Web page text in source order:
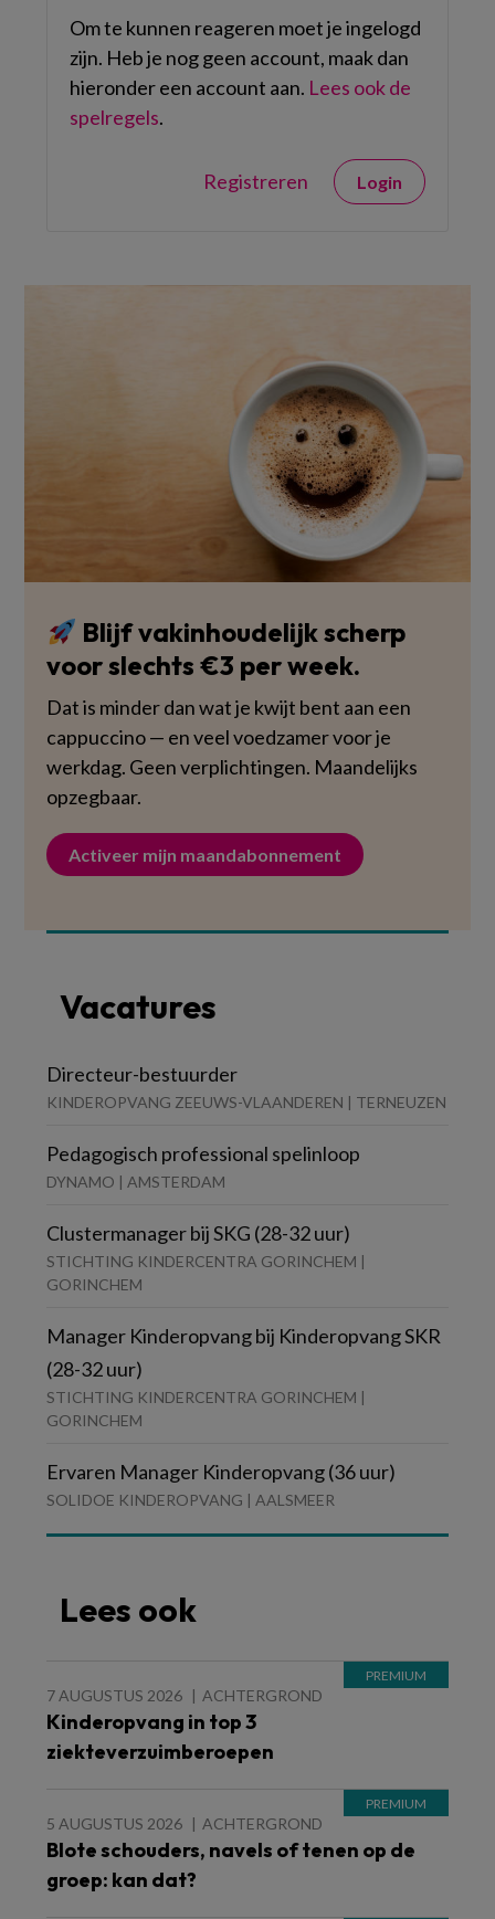
Om te kunnen reageren moet je ingelogd
zijn. Heb je nog geen account, maak dan
hieronder een account aan. Lees ook de
spelregels.
Registreren Login
Blijf vakinhoudelijk scherp
voor slechts €3 per week.
Dat is minder dan wat je kwijt bent aan een
cappuccino — en veel voedzamer voor je
werkdag. Geen verplichtingen. Maandelijks
opzegbaar.
Activeer mijn maandabonnement
Vacatures
Directeur-bestuurder
KINDEROPVANG ZEEUWS-VLAANDEREN | TERNEUZEN
Pedagogisch professional spelinloop
DYNAMO | AMSTERDAM
Clustermanager bij SKG (28-32 uur)
STICHTING KINDERCENTRA GORINCHEM |
GORINCHEM
Manager Kinderopvang bij Kinderopvang SKR
(28-32 uur)
STICHTING KINDERCENTRA GORINCHEM |
GORINCHEM
Ervaren Manager Kinderopvang (36 uur)
SOLIDOE KINDEROPVANG | AALSMEER
Lees ook
7 AUGUSTUS 2026 ACHTERGROND
Kinderopvang in top 3
ziekteverzuimberoepen
5 AUGUSTUS 2026 ACHTERGROND
Blote schouders, navels of tenen op de
groep: kan dat?